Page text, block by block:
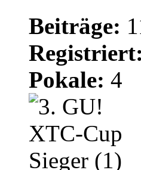
Beiträge:
Registriert:
Pokale: 4